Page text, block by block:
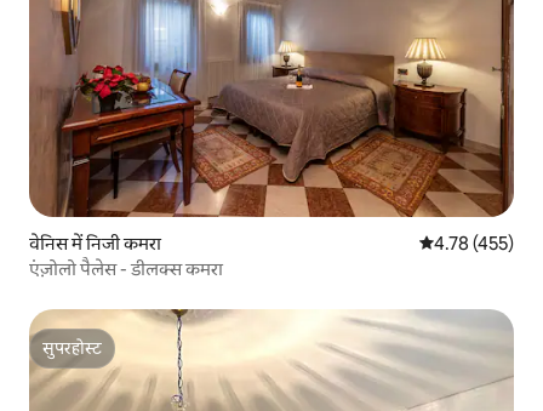
वेनिस में निजी कमरा औसत रेटिंग 5 में से
4.78 (455)
एंज़ोलो पैलेस - डीलक्स कमरा
सुपरहोस्ट
सुपरहोस्ट